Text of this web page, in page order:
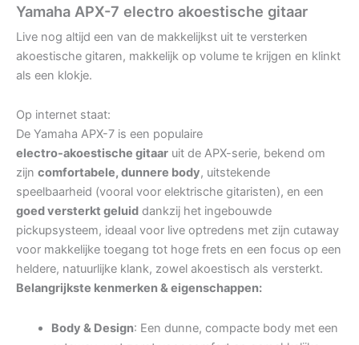
Yamaha APX-7 electro akoestische gitaar
Live nog altijd een van de makkelijkst uit te versterken
akoestische gitaren, makkelijk op volume te krijgen en klinkt
als een klokje.
Op internet staat:
De Yamaha APX-7 is een populaire
electro-akoestische gitaar uit de APX-serie, bekend om
zijn comfortabele, dunnere body, uitstekende
speelbaarheid (vooral voor elektrische gitaristen), en een
goed versterkt geluid dankzij het ingebouwde
pickupsysteem, ideaal voor live optredens met zijn cutaway
voor makkelijke toegang tot hoge frets en een focus op een
heldere, natuurlijke klank, zowel akoestisch als versterkt.
Belangrijkste kenmerken & eigenschappen:
Body & Design: Een dunne, compacte body met een